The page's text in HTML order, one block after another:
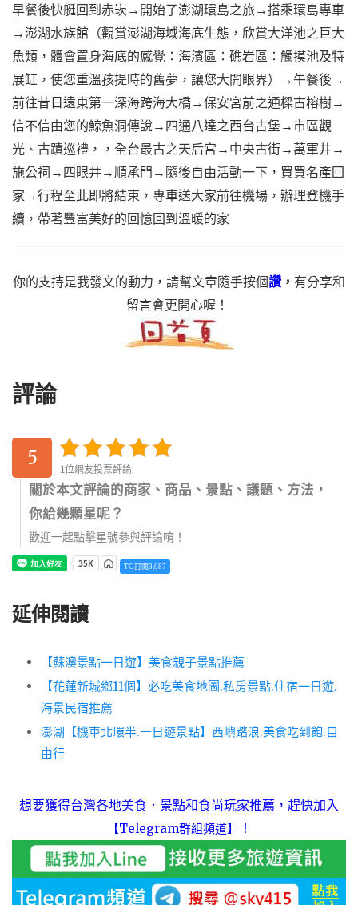
早餐後快艇回到赤崁→開始了澎湖環島之旅→搭乘環島專車
→澎湖水族館（觀賞澎湖海域海底生態，欣賞大洋池之巨大
魚類，體會置身海底的感覺：海濱區：礁岩區：觸摸池及特
展缸，使您重溫孩提時的舊夢，讓您大開眼界）→午餐後→
前往昔日遠東第一深海跨海大橋→保安宮前之通樑古榕樹→
信不信由您的鯨魚洞傳說→四通八達之西台古堡→市區觀
光、古蹟巡禮，，全台最古之天后宮→中央古街→萬軍井→
施公祠→四眼井→順承門→隨後自由活動一下，買買名產回
家→行程至此即將結束，專車送大家前往機場，辦理登機手
續，帶著豐富美好的回憶回到溫暖的家
你的支持是我發文的動力，請幫文章隨手按個讚 ， 有分享和
留言會更開心喔！
評論
5
1位網友投票評論
關於本文評論的商家、商品、景點、議題、方法，
你給幾顆星呢？
歡迎一起點擊星號參與評論唷！
TG訂閱3,087
延伸閱讀
【蘇澳景點一日遊】美食親子景點推薦
【花蓮新城鄉11個】必吃美食地圖.私房景點.住宿一日遊.
海景民宿推薦
澎湖【機車北環半.一日遊景點】西嶼踏浪.美食吃到飽.自
由行
想要獲得台灣各地美食．景點和食尚玩家推薦，趕快加入
【Telegram群組頻道】 ！